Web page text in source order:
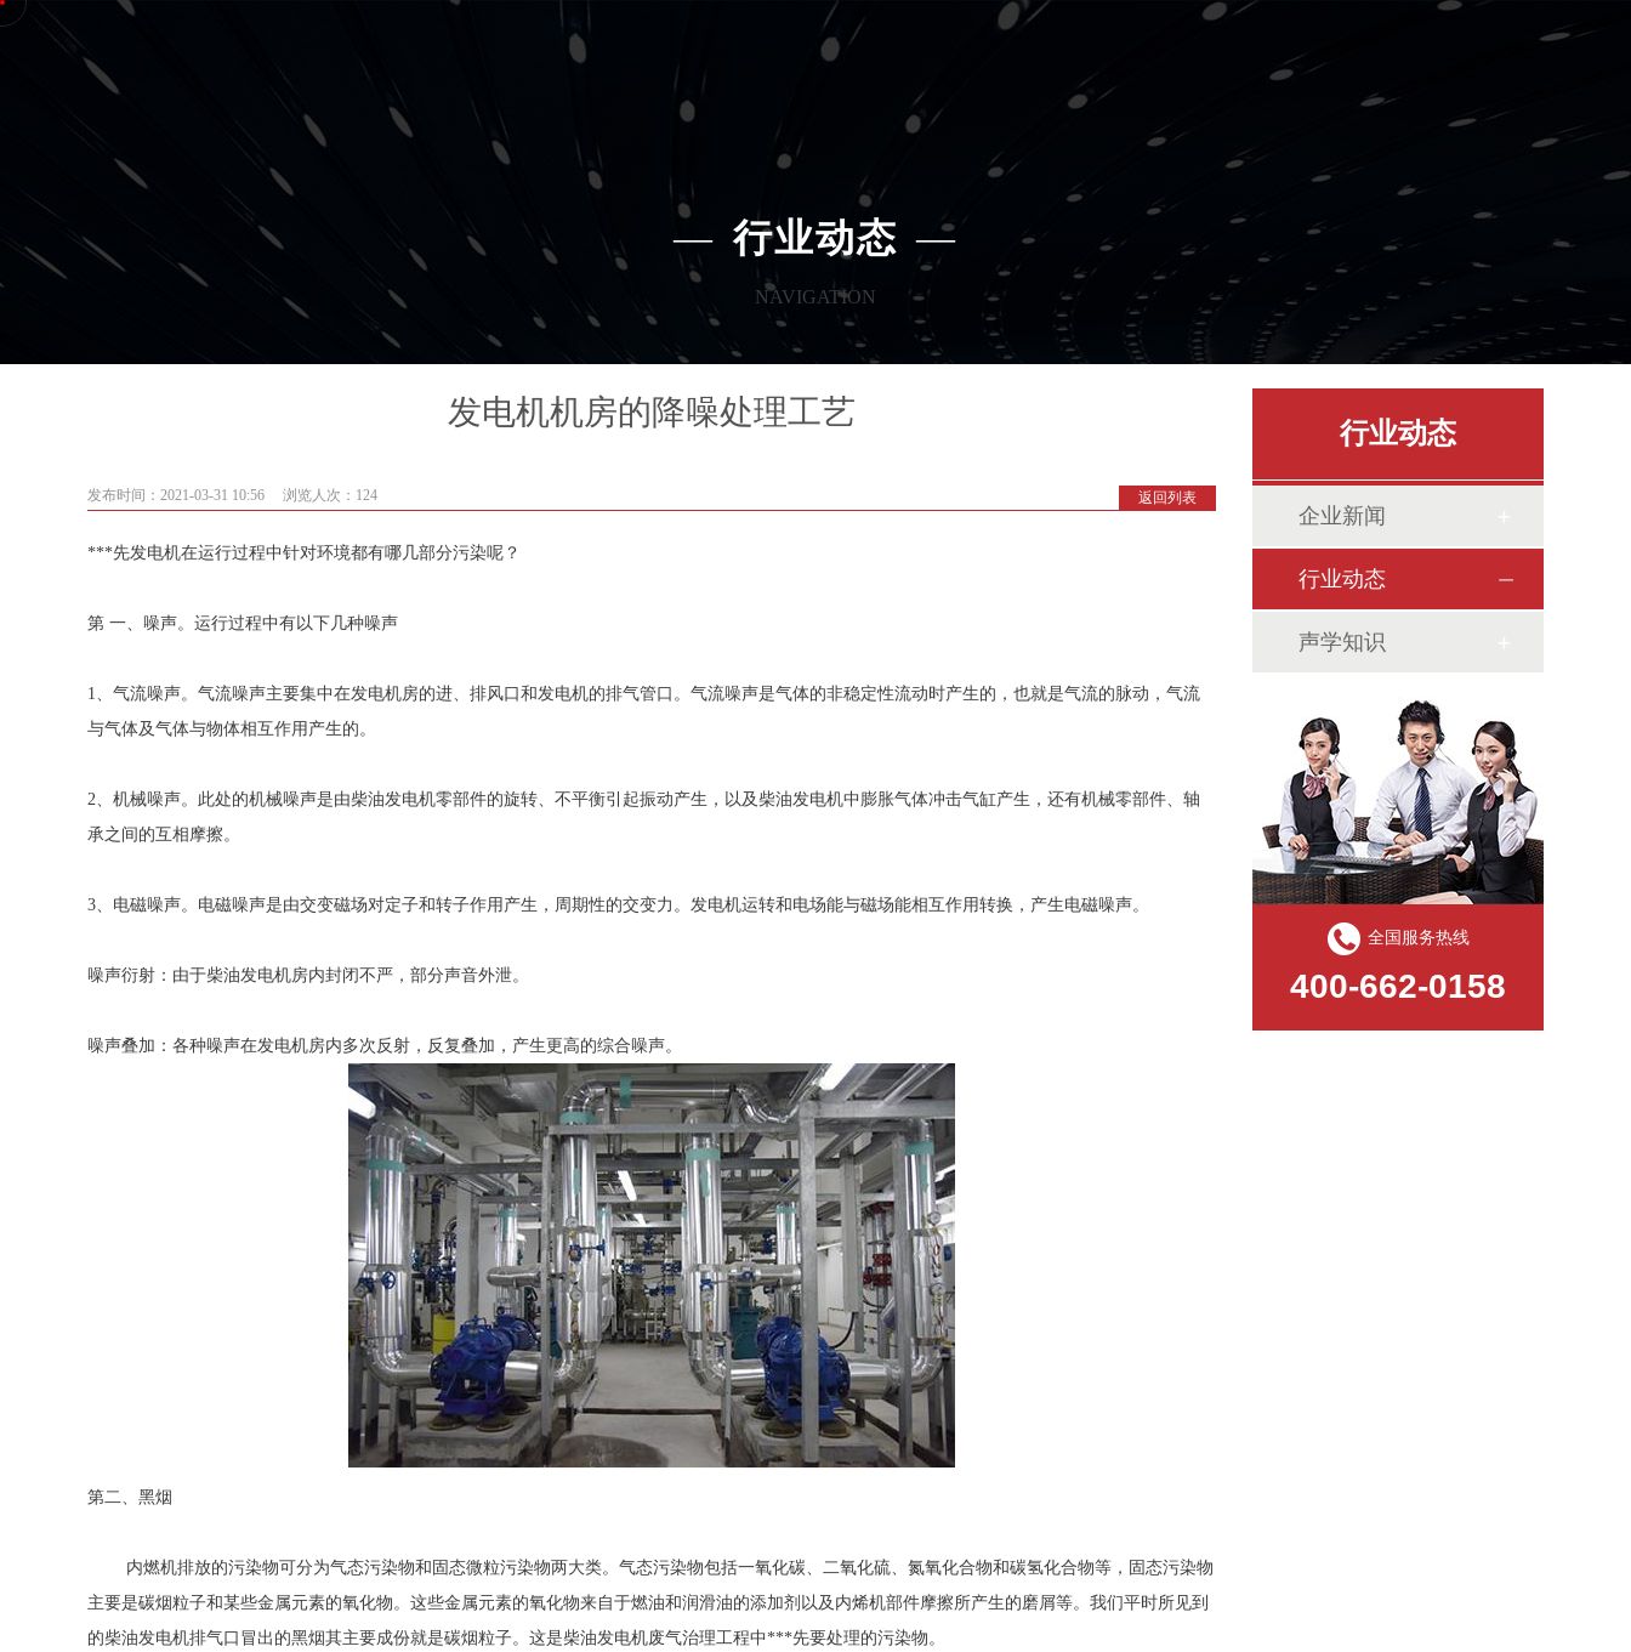
— 行业动态 —
NAVIGATION
发电机机房的降噪处理工艺
返回列表
发布时间：2021-03-31 10:56 浏览人次：124
***先发电机在运行过程中针对环境都有哪几部分污染呢？
第 一、噪声。运行过程中有以下几种噪声
1、气流噪声。气流噪声主要集中在发电机房的进、排风口和发电机的排气管口。气流噪声是气体的非稳定性流动时产生的，也就是气流的脉动，气流
与气体及气体与物体相互作用产生的。
2、机械噪声。此处的机械噪声是由柴油发电机零部件的旋转、不平衡引起振动产生，以及柴油发电机中膨胀气体冲击气缸产生，还有机械零部件、轴
承之间的互相摩擦。
3、电磁噪声。电磁噪声是由交变磁场对定子和转子作用产生，周期性的交变力。发电机运转和电场能与磁场能相互作用转换，产生电磁噪声。
噪声衍射：由于柴油发电机房内封闭不严，部分声音外泄。
噪声叠加：各种噪声在发电机房内多次反射，反复叠加，产生更高的综合噪声。
第二、黑烟
内燃机排放的污染物可分为气态污染物和固态微粒污染物两大类。气态污染物包括一氧化碳、二氧化硫、氮氧化合物和碳氢化合物等，固态污染物
主要是碳烟粒子和某些金属元素的氧化物。这些金属元素的氧化物来自于燃油和润滑油的添加剂以及内烯机部件摩擦所产生的磨屑等。我们平时所见到
的柴油发电机排气口冒出的黑烟其主要成份就是碳烟粒子。这是柴油发电机废气治理工程中***先要处理的污染物。
行业动态
企业新闻
行业动态
声学知识
全国服务热线
400-662-0158